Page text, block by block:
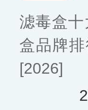
滤毒盒
盒品牌
[2026]